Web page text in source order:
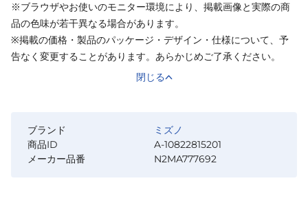
※ブラウザやお使いのモニター環境により、掲載画像と実際の商
品の色味が若干異なる場合があります。
※掲載の価格・製品のパッケージ・デザイン・仕様について、予
告なく変更することがあります。あらかじめご了承ください。
閉じる
ブランド
ミズノ
商品ID
A-10822815201
メーカー品番
N2MA777692